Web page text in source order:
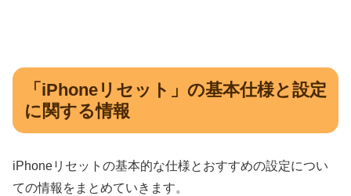
「iPhoneリセット」の基本仕様と設定
に関する情報
iPhoneリセットの基本的な仕様とおすすめの設定につい
ての情報をまとめていきます。